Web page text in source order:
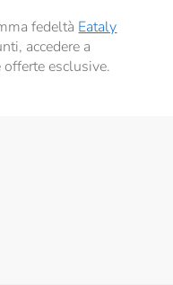
fedeltà Eataly
accedere a
esclusive.